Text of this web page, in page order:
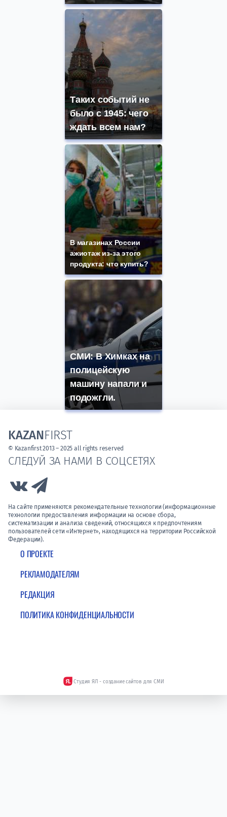
Таких событий не
было с 1945: чего
ждать всем нам?
В магазинах России
ажиотаж из-за этого
продукта: что купить?
СМИ: В Химках на
полицейскую
машину напали и
подожгли.
О ПРОЕКТЕ
РЕКЛАМОДАТЕЛЯМ
РЕДАКЦИЯ
ПОЛИТИКА КОНФИДЕНЦИАЛЬНОСТИ
СЛЕДУЙ ЗА НАМИ В СОЦСЕТЯХ
Link to Vk
На сайте применяются рекомендательные технологии (информационные
технологии предоставления информации на основе сбора,
систематизации и анализа сведений, относящихся к предпочтениям
пользователей сети «Интернет», находящихся на территории Российской
Федерации).
KAZANFIRST
© Kazanfirst 2013 – 2025 all rights reserved
Студия ЯЛ - создание сайтов для СМИ